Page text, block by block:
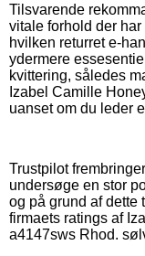
Tilsvarende
vitale forhold der
hvilken returret e-
ydermere
kvittering, således
Izabel Camille
uanset om du leder
Trustpilot
undersøge en stor
og på grund af dette
firmaets ratings af
a4147sws Rhod.